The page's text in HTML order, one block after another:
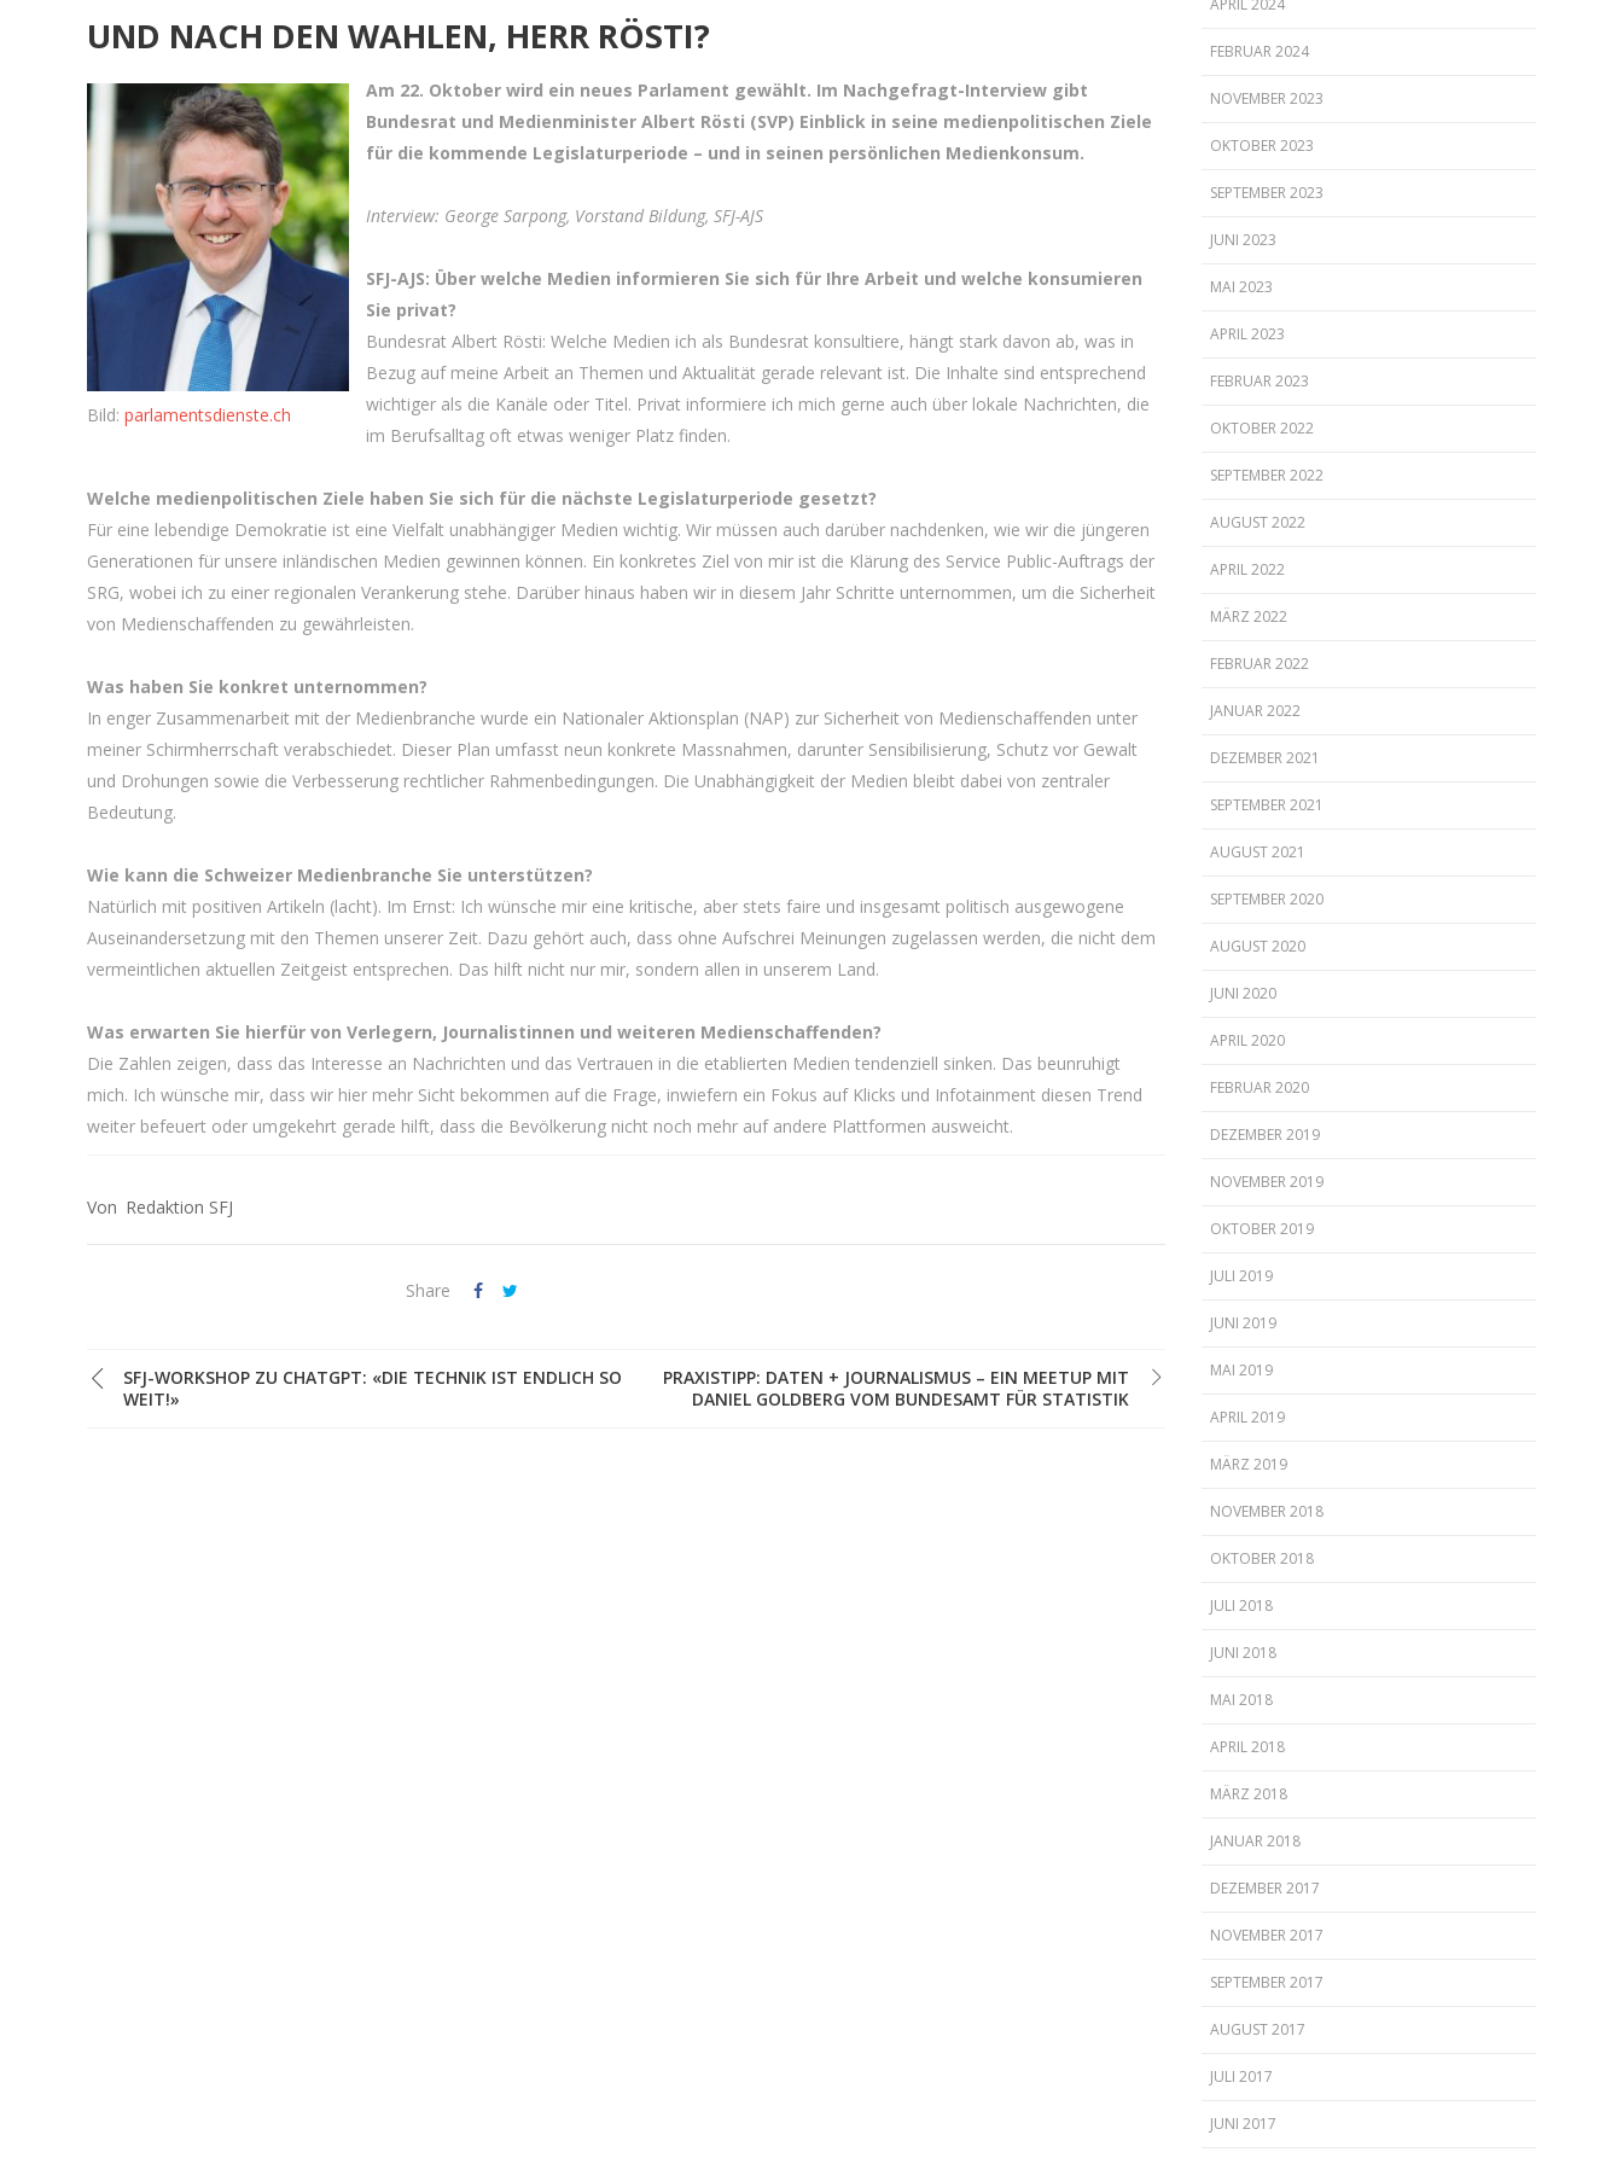
UND NACH DEN WAHLEN, HERR RÖSTI?
Bild: parlamentsdienste.ch
Am 22. Oktober wird ein neues Parlament gewählt. Im Nachgefragt-Interview gibt
Bundesrat und Medienminister Albert Rösti (SVP) Einblick in seine medienpolitischen Ziele
für die kommende Legislaturperiode – und in seinen persönlichen Medienkonsum.
Interview: George Sarpong, Vorstand Bildung, SFJ-AJS
SFJ-AJS: Über welche Medien informieren Sie sich für Ihre Arbeit und welche konsumieren
Sie privat?
Bundesrat Albert Rösti: Welche Medien ich als Bundesrat konsultiere, hängt stark davon ab, was in
Bezug auf meine Arbeit an Themen und Aktualität gerade relevant ist. Die Inhalte sind entsprechend
wichtiger als die Kanäle oder Titel. Privat informiere ich mich gerne auch über lokale Nachrichten, die
im Berufsalltag oft etwas weniger Platz finden.
Welche medienpolitischen Ziele haben Sie sich für die nächste Legislaturperiode gesetzt?
Für eine lebendige Demokratie ist eine Vielfalt unabhängiger Medien wichtig. Wir müssen auch darüber nachdenken, wie wir die jüngeren
Generationen für unsere inländischen Medien gewinnen können. Ein konkretes Ziel von mir ist die Klärung des Service Public-Auftrags der
SRG, wobei ich zu einer regionalen Verankerung stehe. Darüber hinaus haben wir in diesem Jahr Schritte unternommen, um die Sicherheit
von Medienschaffenden zu gewährleisten.
Was haben Sie konkret unternommen?
In enger Zusammenarbeit mit der Medienbranche wurde ein Nationaler Aktionsplan (NAP) zur Sicherheit von Medienschaffenden unter
meiner Schirmherrschaft verabschiedet. Dieser Plan umfasst neun konkrete Massnahmen, darunter Sensibilisierung, Schutz vor Gewalt
und Drohungen sowie die Verbesserung rechtlicher Rahmenbedingungen. Die Unabhängigkeit der Medien bleibt dabei von zentraler
Bedeutung.
Wie kann die Schweizer Medienbranche Sie unterstützen?
Natürlich mit positiven Artikeln (lacht). Im Ernst: Ich wünsche mir eine kritische, aber stets faire und insgesamt politisch ausgewogene
Auseinandersetzung mit den Themen unserer Zeit. Dazu gehört auch, dass ohne Aufschrei Meinungen zugelassen werden, die nicht dem
vermeintlichen aktuellen Zeitgeist entsprechen. Das hilft nicht nur mir, sondern allen in unserem Land.
Was erwarten Sie hierfür von Verlegern, Journalistinnen und weiteren Medienschaffenden?
Die Zahlen zeigen, dass das Interesse an Nachrichten und das Vertrauen in die etablierten Medien tendenziell sinken. Das beunruhigt
mich. Ich wünsche mir, dass wir hier mehr Sicht bekommen auf die Frage, inwiefern ein Fokus auf Klicks und Infotainment diesen Trend
weiter befeuert oder umgekehrt gerade hilft, dass die Bevölkerung nicht noch mehr auf andere Plattformen ausweicht.
Redaktion SFJ
Share
SFJ-WORKSHOP ZU CHATGPT: «DIE TECHNIK IST ENDLICH SO
WEIT!»
PRAXISTIPP: DATEN + JOURNALISMUS – EIN MEETUP MIT
DANIEL GOLDBERG VOM BUNDESAMT FÜR STATISTIK
APRIL 2024
FEBRUAR 2024
NOVEMBER 2023
OKTOBER 2023
SEPTEMBER 2023
JUNI 2023
MAI 2023
APRIL 2023
FEBRUAR 2023
OKTOBER 2022
SEPTEMBER 2022
AUGUST 2022
APRIL 2022
MÄRZ 2022
FEBRUAR 2022
JANUAR 2022
DEZEMBER 2021
SEPTEMBER 2021
AUGUST 2021
SEPTEMBER 2020
AUGUST 2020
JUNI 2020
APRIL 2020
FEBRUAR 2020
DEZEMBER 2019
NOVEMBER 2019
OKTOBER 2019
JULI 2019
JUNI 2019
MAI 2019
APRIL 2019
MÄRZ 2019
NOVEMBER 2018
OKTOBER 2018
JULI 2018
JUNI 2018
MAI 2018
APRIL 2018
MÄRZ 2018
JANUAR 2018
DEZEMBER 2017
NOVEMBER 2017
SEPTEMBER 2017
AUGUST 2017
JULI 2017
JUNI 2017